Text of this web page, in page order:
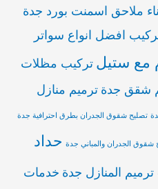
ملاحق اسمنت بورد جدة
افضل انواع سواتر
مع ستيل تركيب مظلات
شقق جدة ترميم منازل
تصليح شقوق الجدران بطرق احترافية جدة
شقوق الجدران والمباني جدة حداد
المنازل جدة خدمات